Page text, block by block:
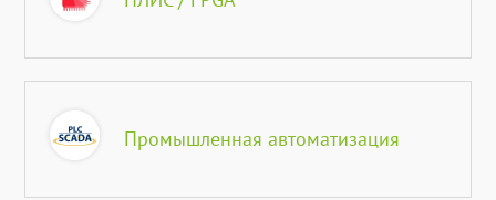
Промышленная автоматизация